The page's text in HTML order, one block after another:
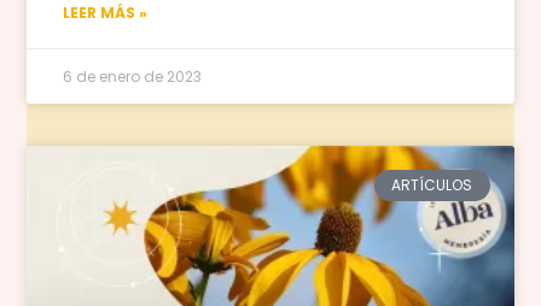
LEER MÁS »
6 de enero de 2023
ARTÍCULOS